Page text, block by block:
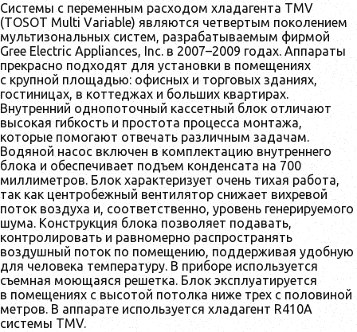
Системы с переменным расходом хладагента TMV
(TOSOT Multi Variable) являются четвертым поколением
мультизональных систем, разрабатываемым фирмой
Gree Electric Appliances, Inc. в 2007–2009 годах. Аппараты
прекрасно подходят для установки в помещениях
с крупной площадью: офисных и торговых зданиях,
гостиницах, в коттеджах и больших квартирах.
Внутренний однопоточный кассетный блок отличают
высокая гибкость и простота процесса монтажа,
которые помогают отвечать различным задачам.
Водяной насос включен в комплектацию внутреннего
блока и обеспечивает подъем конденсата на 700
миллиметров. Блок характеризует очень тихая работа,
так как центробежный вентилятор снижает вихревой
поток воздуха и, соответственно, уровень генерируемого
шума. Конструкция блока позволяет подавать,
контролировать и равномерно распространять
воздушный поток по помещению, поддерживая удобную
для человека температуру. В приборе используется
съемная моющаяся решетка. Блок эксплуатируется
в помещениях с высотой потолка ниже трех с половиной
метров. В аппарате используется хладагент R410A
системы TMV.